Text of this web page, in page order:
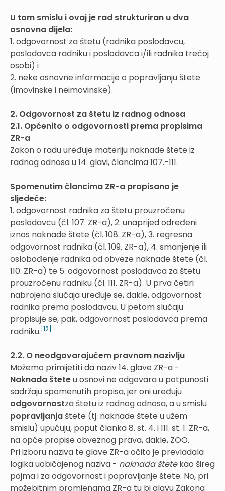
U tom smislu i ovaj je rad strukturiran u dva
osnovna dijela:
1. odgovornost za štetu (radnika poslodavcu,
poslodavca radniku i poslodavca i/ili radnika trećoj
osobi) i
2. neke osnovne informacije o popravljanju štete
(imovinske i neimovinske).
2. Odgovornost za štetu iz radnog odnosa
2.1. Općenito o odgovornosti prema propisima
ZR-a
Zakon o radu uređuje materiju naknade štete iz
radnog odnosa u 14. glavi, člancima 107.-111.
Spomenutim člancima ZR-a propisano je
sljedeće:
1. odgovornost radnika za štetu prouzročenu
poslodavcu (čl. 107. ZR-a), 2. unaprijed određeni
iznos naknade štete (čl. 108. ZR-a), 3. regresna
odgovornost radnika (čl. 109. ZR-a), 4. smanjenje ili
oslobođenje radnika od obveze naknade štete (čl.
110. ZR-a) te 5. odgovornost poslodavca za štetu
prouzročenu radniku (čl. 111. ZR-a). U prva četiri
nabrojena slučaja uređuje se, dakle, odgovornost
radnika prema poslodavcu. U petom slučaju
propisuje se, pak, odgovornost poslodavca prema
radniku. [12]
2.2. O neodgovarajućem pravnom nazivlju
Možemo primijetiti da naziv 14. glave ZR-a -
Naknada šteteu osnovi ne odgovara u potpunosti
sadržaju spomenutih propisa, jer oni uređuju
odgovornostza štetu iz radnog odnosa, a u smislu
popravljanja štete (tj. naknade štete u užem
smislu) upućuju, poput članka 8. st. 4. i 111. st. 1. ZR-a,
na opće propise obveznog prava, dakle, ZOO.
Pri izboru naziva te glave ZR-a očito je prevladala
logika uobičajenog naziva - naknada štetekao šireg
pojma i za odgovornost i popravljanje štete. No, pri
možebitnim promjenama ZR-a tu bi glavu Zakona